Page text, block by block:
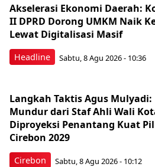
Headline
Akselerasi Ekonomi Daerah:
II DPRD Dorong UMKM Naik
Lewat Digitalisasi Masif
Sabtu, 8 Agu 2026 - 10:36
Cirebon
Langkah Taktis Agus Mulyadi:
Mundur dari Staf Ahli Wali
Diproyeksi Penantang Kuat
Cirebon 2029
Sabtu, 8 Agu 2026 - 10:12